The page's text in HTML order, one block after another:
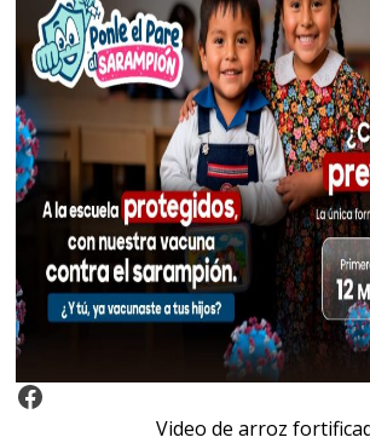
Video Arroz Fortificado
Video de arroz